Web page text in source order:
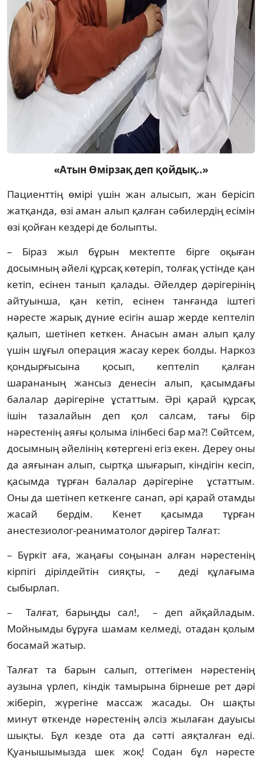
«Атын Өмірзақ деп қойдық..»
Пациенттің өмірі үшін жан алысып, жан берісіп
жатқанда, өзі аман алып қалған сәбилердің есімін
өзі қойған кездері де болыпты.
– Біраз жыл бұрын мектепте бірге оқыған
досымның әйелі құрсақ көтеріп, толғақ үстінде қан
кетіп, есінен танып қалады. Әйелдер дәрігерінің
айтуынша, қан кетіп, есінен танғанда іштегі
нәресте жарық дүние есігін ашар жерде кептеліп
қалып, шетінеп кеткен. Анасын аман алып қалу
үшін шұғыл операция жасау керек болды. Наркоз
қондырғысына қосып, кептеліп қалған
шарананың жансыз денесін алып, қасымдағы
балалар дәрігеріне ұстаттым. Әрі қарай құрсақ
ішін тазалайын деп қол салсам, тағы бір
нәрестенің аяғы қолыма ілінбесі бар ма?! Сөйтсем,
досымның әйелінің көтергені егіз екен. Дереу оны
да аяғынан алып, сыртқа шығарып, кіндігін кесіп,
қасымда тұрған балалар дәрігеріне ұстаттым.
Оны да шетінеп кеткенге санап, әрі қарай отамды
жасай бердім. Кенет қасымда тұрған
анестезиолог-реаниматолог дәрігер Талғат:
– Бүркіт аға, жаңағы соңынан алған нәрестенің
кірпігі дірілдейтін сияқты, – деді құлағыма
сыбырлап.
– Талғат, барыңды сал!, – деп айқайладым.
Мойнымды бұруға шамам келмеді, отадан қолым
босамай жатыр.
Талғат та барын салып, оттегімен нәрестенің
аузына үрлеп, кіндік тамырына бірнеше рет дәрі
жіберіп, жүрегіне массаж жасады. Он шақты
минут өткенде нәрестенің әлсіз жылаған дауысы
шықты. Бұл кезде ота да сәтті аяқталған еді.
Қуанышымызда шек жоқ! Содан бұл нәресте